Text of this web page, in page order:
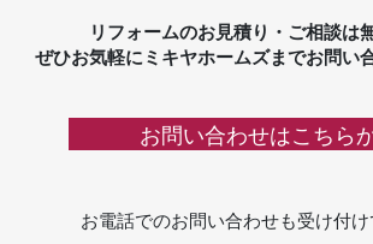
リフォームのお見積り・ご相談は
ぜひお気軽にミキヤホームズまでお問い
お問い合わせはこちら
お電話でのお問い合わせも受け付け